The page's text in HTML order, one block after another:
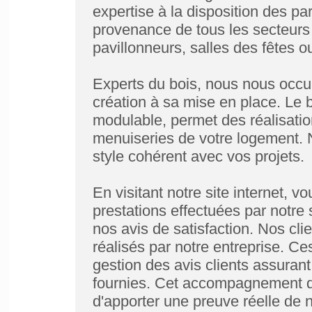
expertise à la disposition des
provenance de tous les
pavillonneurs, salles des fêtes
Experts du bois, nous nous
création à sa mise en place. Le
modulable, permet des
menuiseries de votre logement.
style cohérent avec vos projets.
En visitant notre site internet,
prestations effectuées par
nos avis de satisfaction. Nos
réalisés par notre entreprise.
gestion des avis clients
fournies. Cet accompagnement
d'apporter une preuve réelle de